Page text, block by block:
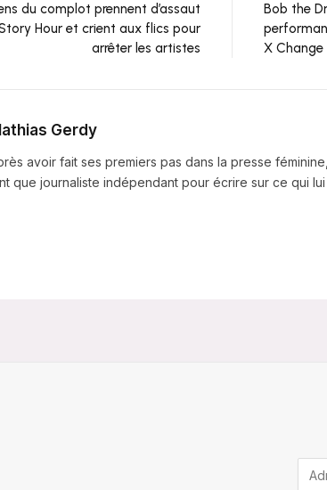
du complot prennent d’assaut
Hour et crient aux flics pour
arrêter les artistes
Bob the
X Change
Gerdy
avoir fait ses premiers pas dans la presse
que journaliste indépendant pour écrire sur ce qui